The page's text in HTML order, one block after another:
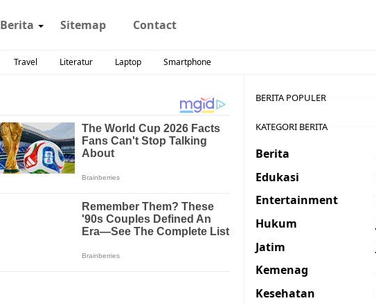
Berita Sitemap Contact
Travel Literatur Laptop Smartphone
BERITA POPULER
KATEGORI BERITA
Berita
Edukasi
Entertainment
Hukum
Jatim
Kemenag
Kesehatan